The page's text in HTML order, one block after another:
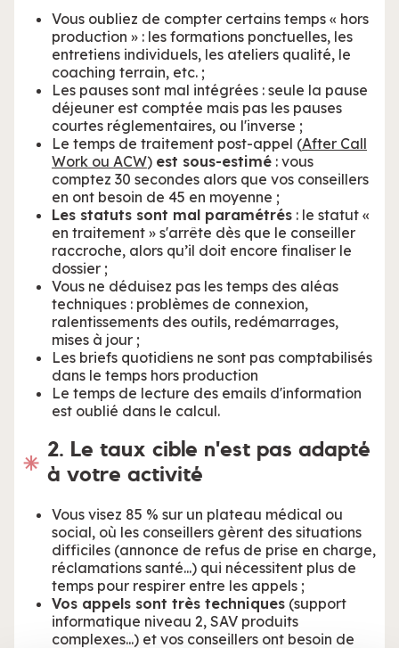
Vous oubliez de compter certains temps « hors
production » : les formations ponctuelles, les
entretiens individuels, les ateliers qualité, le
coaching terrain, etc. ;
Les pauses sont mal intégrées : seule la pause
déjeuner est comptée mais pas les pauses
courtes réglementaires, ou l'inverse ;
Le temps de traitement post-appel (After Call
Work ou ACW) est sous-estimé : vous
comptez 30 secondes alors que vos conseillers
en ont besoin de 45 en moyenne ;
Les statuts sont mal paramétrés : le statut «
en traitement » s'arrête dès que le conseiller
raccroche, alors qu’il doit encore finaliser le
dossier ;
Vous ne déduisez pas les temps des aléas
techniques : problèmes de connexion,
ralentissements des outils, redémarrages,
mises à jour ;
Les briefs quotidiens ne sont pas comptabilisés
dans le temps hors production
Le temps de lecture des emails d'information
est oublié dans le calcul.
2. Le taux cible n'est pas adapté
à votre activité
Vous visez 85 % sur un plateau médical ou
social, où les conseillers gèrent des situations
difficiles (annonce de refus de prise en charge,
réclamations santé...) qui nécessitent plus de
temps pour respirer entre les appels ;
Vos appels sont très techniques (support
informatique niveau 2, SAV produits
complexes...) et vos conseillers ont besoin de